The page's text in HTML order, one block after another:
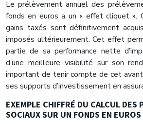
Le prélèvement annuel des
fonds en euros a un « effet cliquet ».
gains taxés sont définitivement
imposés ultérieurement. Cet effet
partie de sa performance nette
d’une meilleure visibilité sur son
important de tenir compte de cet
ses supports d’investissement en
EXEMPLE CHIFFRÉ DU CALCUL DES
SOCIAUX SUR UN FONDS EN EUROS